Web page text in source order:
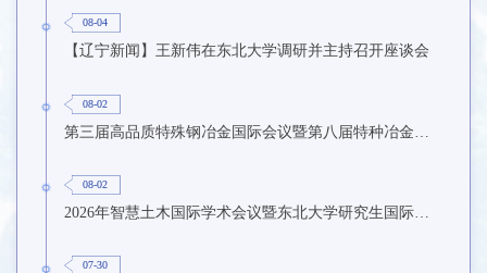
08-04
【辽宁新闻】王新伟在东北大学调研并主持召开座谈会
08-02
08-02
2026年智慧土木国际学术会议暨东北大学研究生国际暑期学校第九期在东北大学召开
07-30